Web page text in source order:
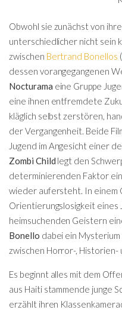
Obwohl sie zunächst von
unterschiedlicher nicht sein
zwischen Bertrand Bonellos (
dessen vorangegangenen
Nocturama eine Gruppe
eine ihnen entfremdete
kläglich selbst zerstören,
der Vergangenheit. Beide
Jugend im Angesicht einer
Zombi Child legt den
determinierenden Faktor
wieder aufersteht. In einem
Orientierungslosigkeit eines
heimsuchenden Geistern
Bonello dabei ein
zwischen Horror-, Historien-
Es beginnt alles mit dem
aus Haiti stammende junge
erzählt ihren